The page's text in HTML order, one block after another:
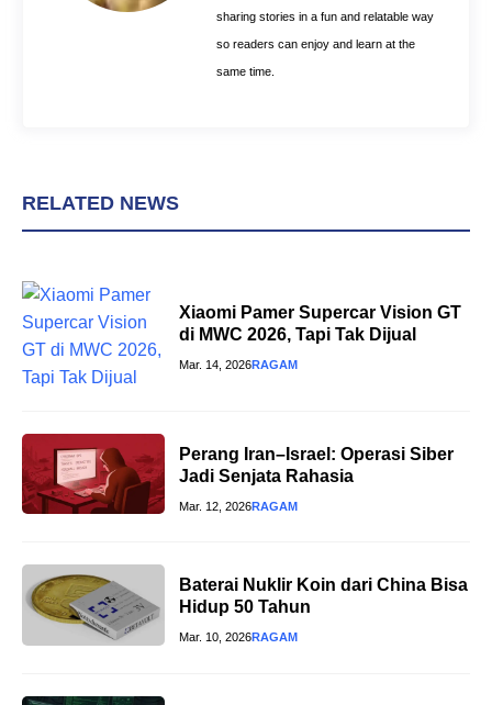
sharing stories in a fun and relatable way
so readers can enjoy and learn at the
same time.
RELATED NEWS
Xiaomi Pamer Supercar Vision GT
di MWC 2026, Tapi Tak Dijual
Mar. 14, 2026RAGAM
Perang Iran–Israel: Operasi Siber
Jadi Senjata Rahasia
Mar. 12, 2026RAGAM
Baterai Nuklir Koin dari China Bisa
Hidup 50 Tahun
Mar. 10, 2026RAGAM